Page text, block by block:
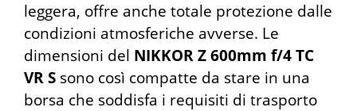
leggera, offre anche totale protezione dalle
condizioni atmosferiche avverse. Le
dimensioni del NIKKOR Z 600mm f/4 TC
VR S sono così compatte da stare in una
borsa che soddisfa i requisiti di trasporto